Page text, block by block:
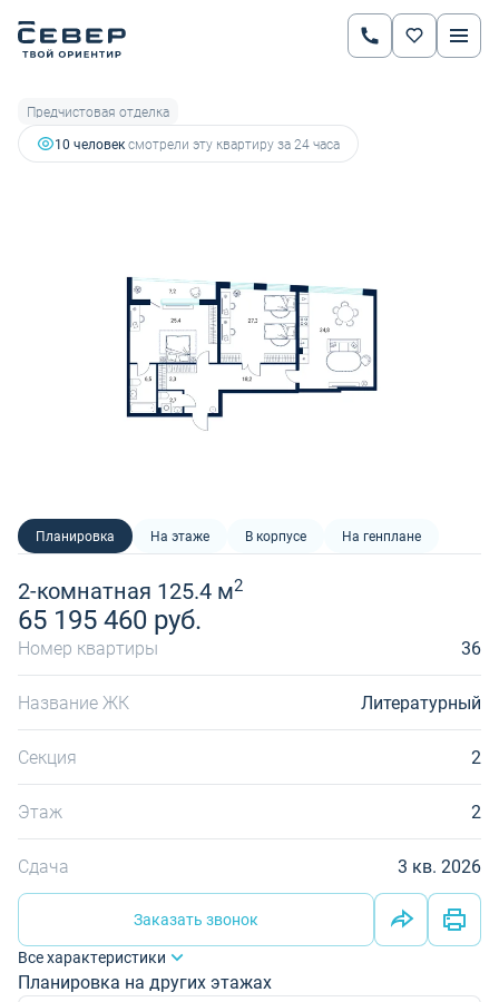
2-комнатная 65 195 460 руб.
Предчистовая отделка
10 человексмотрели эту квартиру за 24 часа
Планировка На этаже В корпусе На генплане
2-комнатная 125.4 м2
65 195 460 руб.
Номер квартиры 36
Название ЖК Литературный
Секция 2
Этаж 2
Сдача 3 кв. 2026
Заказать звонок
Все характеристики
Планировка на других этажах